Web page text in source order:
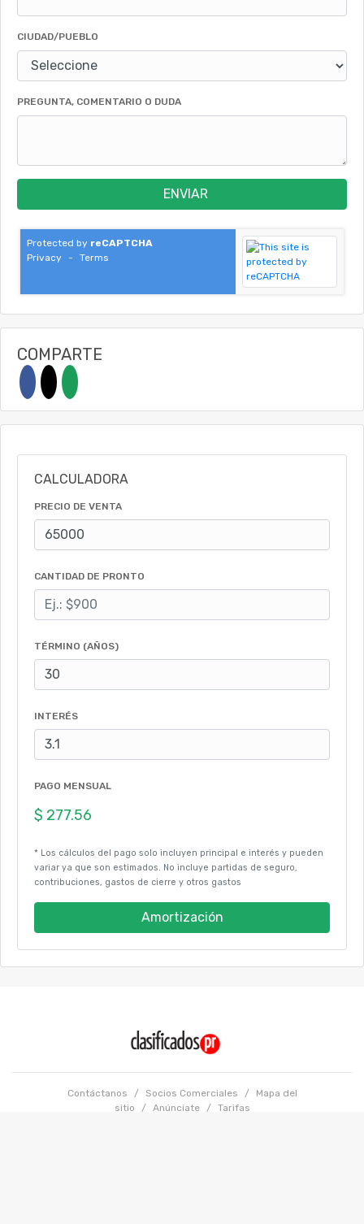
CIUDAD/PUEBLO
PREGUNTA, COMENTARIO O DUDA
ENVIAR
Protected by reCAPTCHA
Privacy
- Terms
COMPARTE
CALCULADORA
PRECIO DE VENTA
CANTIDAD DE PRONTO
TÉRMINO (AÑOS)
INTERÉS
PAGO MENSUAL
* Los cálculos del pago solo incluyen principal e interés y pueden
variar ya que son estimados. No incluye partidas de seguro,
contribuciones, gastos de cierre y otros gastos
Amortización
Contáctanos / Socios Comerciales /
Mapa del
sitio
/ Anúnciate /
Tarifas